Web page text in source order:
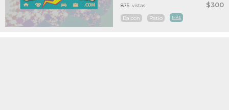
$300
Balcon Patio MAS
875 vistas